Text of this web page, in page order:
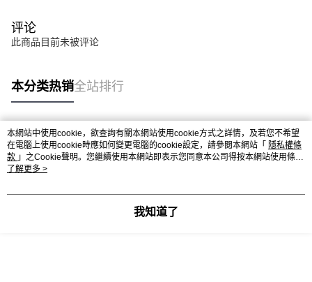
评论
此商品目前未被评论
本分类热销全站排行
热门标签
本網站中使用cookie，欲查詢有關本網站使用cookie方式之詳情，及若您不希望
在電腦上使用cookie時應如何變更電腦的cookie設定，請參閱本網站「 隱私權條
款 」之Cookie聲明。您繼續使用本網站即表示您同意本公司得按本網站使用條款
之Cookie聲明使用cookie。
了解更多 >
我知道了